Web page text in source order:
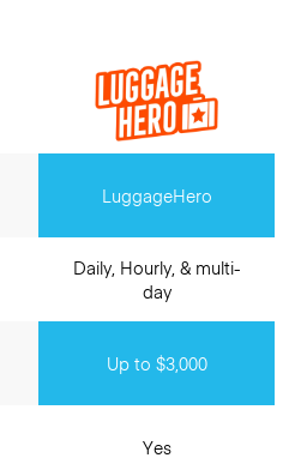
LuggageHero
Daily, Hourly, & multi-
day
Up to $3,000
Yes